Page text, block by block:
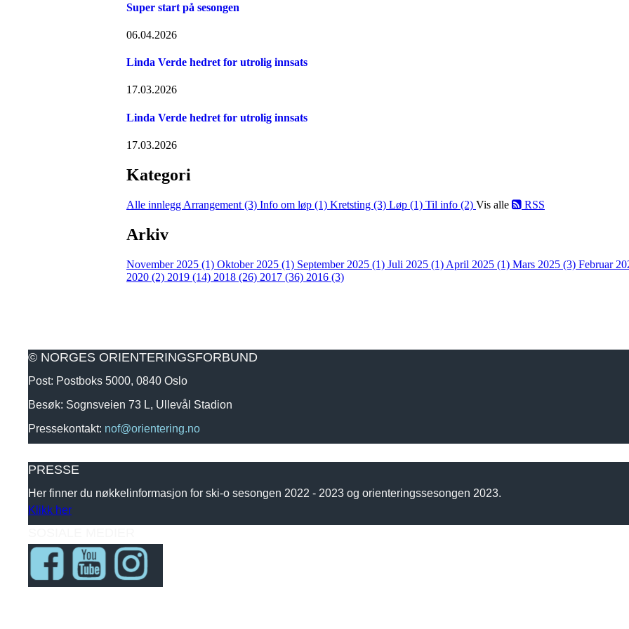
Super start på sesongen
06.04.2026
Linda Verde hedret for utrolig innsats
17.03.2026
Linda Verde hedret for utrolig innsats
17.03.2026
Kategori
Alle innlegg Arrangement (3) Info om løp (1) Kretsting (3) Løp (1) Til info (2) Vis alle RSS
Arkiv
November 2025 (1) Oktober 2025 (1) September 2025 (1) Juli 2025 (1) April 2025 (1) Mars 2025 (3) Februar
2020 (2) 2019 (14) 2018 (26) 2017 (36) 2016 (3)
© NORGES ORIENTERINGSFORBUND
Post: Postboks 5000, 0840 Oslo
Besøk: Sognsveien 73 L, Ullevål Stadion
Pressekontakt: nof@orientering.no
PRESSE
Her finner du nøkkelinformasjon for ski-o sesongen 2022 - 2023 og orienteringssesongen 2023.
Klikk her